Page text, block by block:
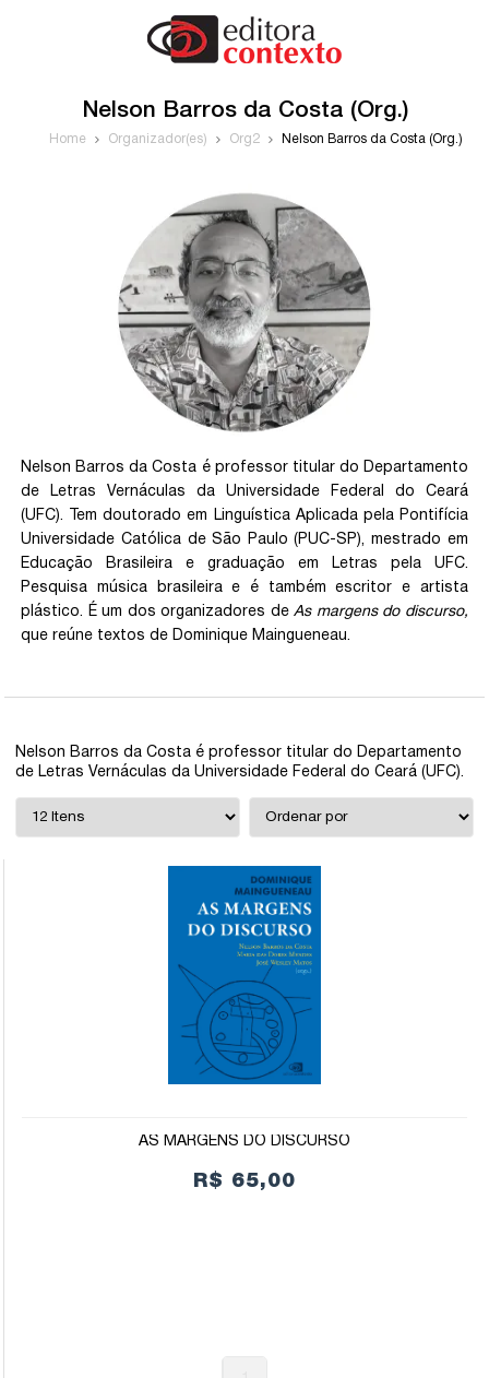
Nelson Barros da Costa (Org.)
Home Organizador(es) Org2 Nelson Barros da Costa (Org.)
Nelson Barros da Costa é professor titular do Departamento
de Letras Vernáculas da Universidade Federal do Ceará
(UFC). Tem doutorado em Linguística Aplicada pela Pontifícia
Universidade Católica de São Paulo (PUC-SP), mestrado em
Educação Brasileira e graduação em Letras pela UFC.
Pesquisa música brasileira e é também escritor e artista
plástico. É um dos organizadores deAs margens do discurso,
que reúne textos de Dominique Maingueneau.
Nelson Barros da Costa é professor titular do Departamento
de Letras Vernáculas da Universidade Federal do Ceará (UFC).
AS MARGENS DO DISCURSO
R$ 65,00